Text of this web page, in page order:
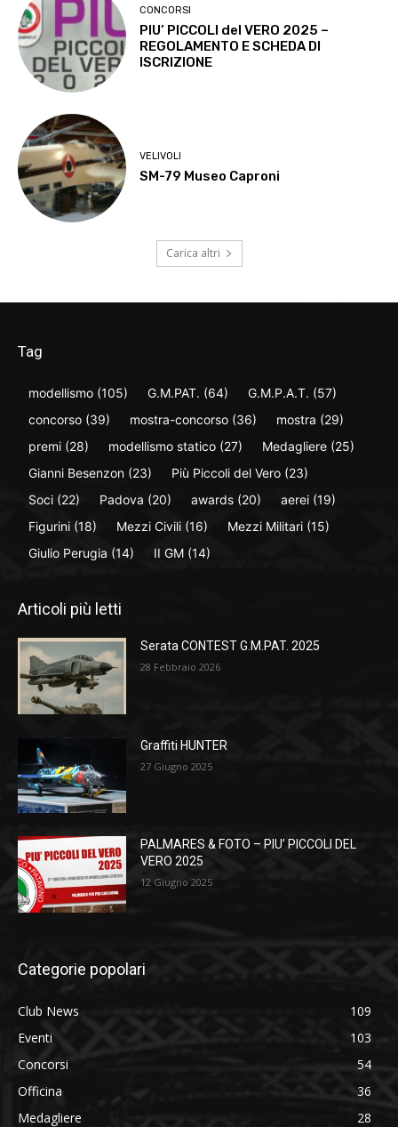
CONCORSI
PIU’ PICCOLI del VERO 2025 –
REGOLAMENTO E SCHEDA DI
ISCRIZIONE
VELIVOLI
SM-79 Museo Caproni
Carica altri
Tag
modellismo (105) G.M.PAT. (64) G.M.P.A.T. (57)
concorso (39) mostra-concorso (36) mostra (29)
premi (28) modellismo statico (27) Medagliere (25)
Gianni Besenzon (23) Più Piccoli del Vero (23)
Soci (22) Padova (20) awards (20) aerei (19)
Figurini (18) Mezzi Civili (16) Mezzi Militari (15)
Giulio Perugia (14) II GM (14)
Articoli più letti
Serata CONTEST G.M.PAT. 2025
28 Febbraio 2026
Graffiti HUNTER
27 Giugno 2025
PALMARES & FOTO – PIU’ PICCOLI DEL
VERO 2025
12 Giugno 2025
Categorie popolari
Club News
109
Eventi
103
Concorsi
54
Officina
36
Medagliere
28